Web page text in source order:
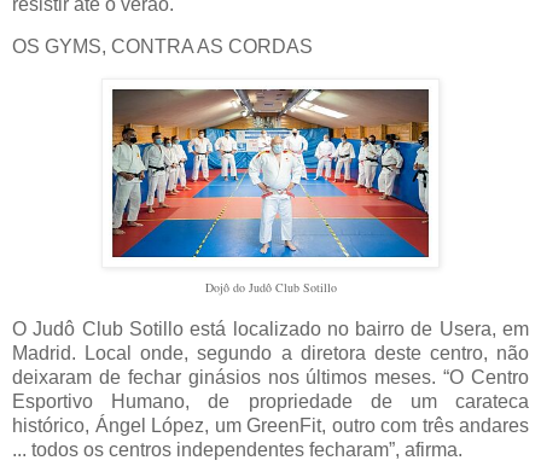
OS GYMS, CONTRA AS CORDAS
Dojô do JudôClub Sotillo
O Judô Club Sotillo está localizado no bairro de Usera, em
Madrid. Local onde, segundo a diretora deste centro, não
deixaram de fechar ginásios nos últimos meses. “O Centro
Esportivo Humano, de propriedade de um carateca
histórico, Ángel López, um GreenFit, outro com três andares
... todos os centros independentes fecharam”, afirma.